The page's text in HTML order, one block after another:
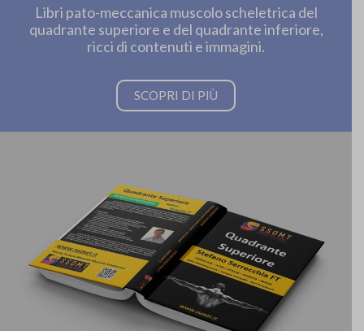
Libri pato-meccanica muscolo scheletrica del
quadrante superiore e del quadrante inferiore,
ricci di contenuti e immagini.
SCOPRI DI PIÙ